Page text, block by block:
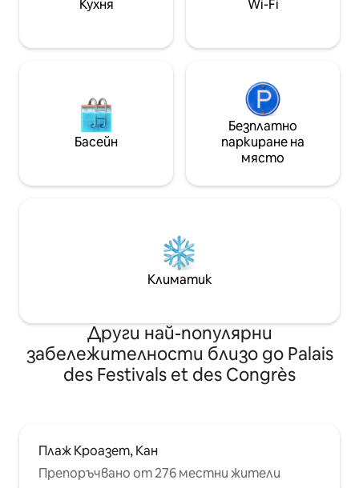
Денонощно самостоятелно
Кухня Wi-Fi
Басейн
Безплатно
паркиране на
място
Климатик
Други най-популярни
забележителности близо до Palais
des Festivals et des Congrès
Плаж Кроазет, Кан
Препоръчвано от 276 местни жители